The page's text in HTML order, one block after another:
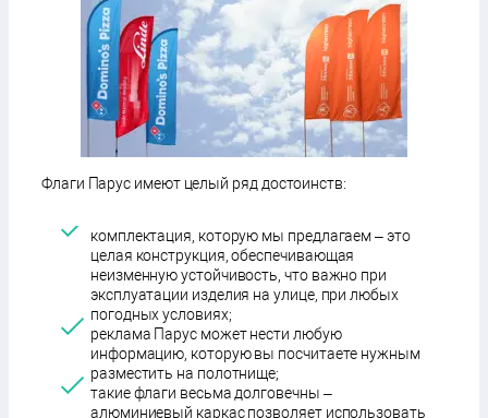
Флаги Парус имеют целый ряд достоинств:
комплектация, которую мы предлагаем – это
целая конструкция, обеспечивающая
неизменную устойчивость, что важно при
эксплуатации изделия на улице, при любых
погодных условиях;
реклама Парус может нести любую
информацию, которую вы посчитаете нужным
разместить на полотнище;
такие флаги весьма долговечны –
алюминиевый каркас позволяет использовать